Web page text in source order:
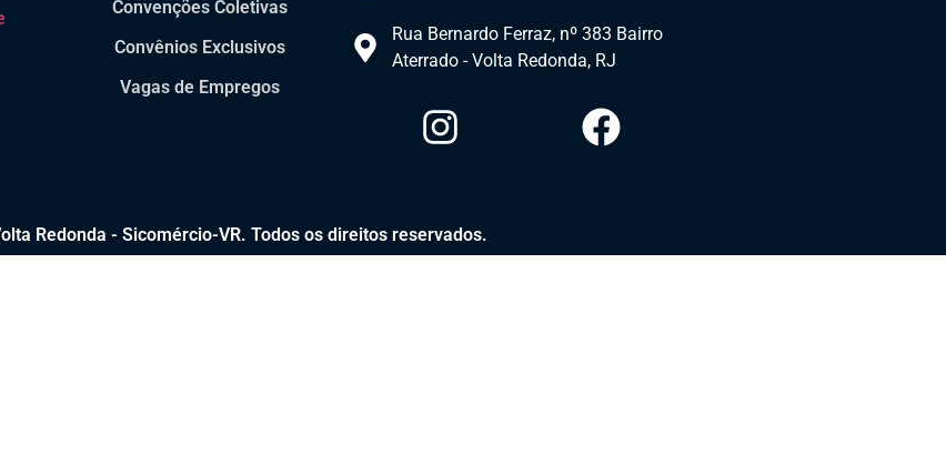
Convenções Coletivas
Convênios Exclusivos
Vagas de Empregos
Rua Bernardo Ferraz, nº 383 Bairro
Aterrado - Volta Redonda, RJ​
Redonda - Sicomércio-VR. Todos os direitos reservados.